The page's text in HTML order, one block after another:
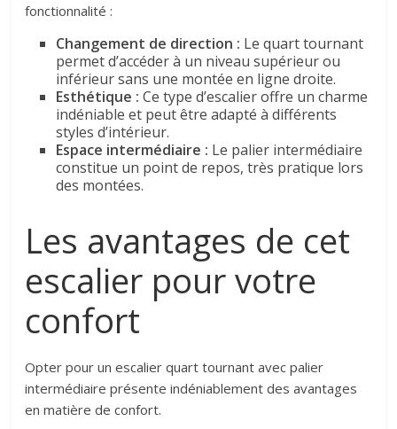
fonctionnalité :
Changement de direction : Le quart tournant
permet d’accéder à un niveau supérieur ou
inférieur sans une montée en ligne droite.
Esthétique : Ce type d’escalier offre un charme
indéniable et peut être adapté à différents
styles d’intérieur.
Espace intermédiaire : Le palier intermédiaire
constitue un point de repos, très pratique lors
des montées.
Les avantages de cet
escalier pour votre
confort
Opter pour un escalier quart tournant avec palier
intermédiaire présente indéniablement des avantages
en matière de confort.